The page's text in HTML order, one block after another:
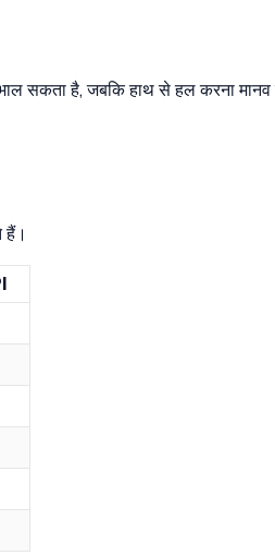
है, जबकि हाथ से हल करना मानव
हैं।